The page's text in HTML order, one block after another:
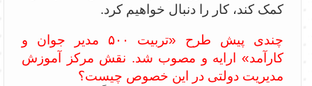
کمک کند، کار را دنبال خواهیم کرد.
چندی پیش طرح «تربیت ۵۰۰ مدیر جوان و
کارآمد» ارایه و مصوب شد. نقش مرکز آموزش
مدیریت دولتی در این خصوص چیست؟